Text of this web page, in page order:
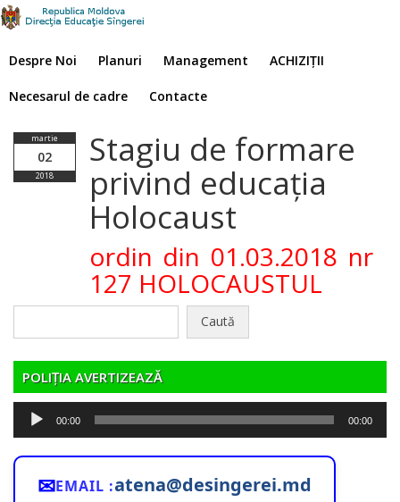
Despre Noi Planuri Management ACHIZIȚII
Necesarul de cadre Contacte
martie
02
2018
Stagiu de formare
privind educația
Holocaust
ordin din 01.03.2018 nr
127 HOLOCAUSTUL
POLIȚIA AVERTIZEAZĂ
Player
audio
00:00 00:00
✉EMAIL :atena@desingerei.md